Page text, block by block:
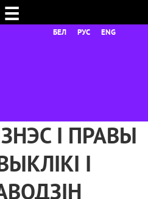
☰
БЕЛ РУС ENG
І ПРАВЫ
І